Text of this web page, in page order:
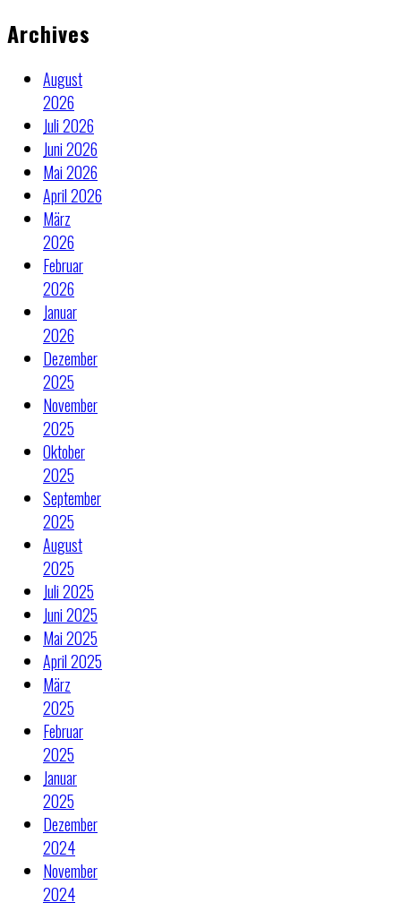
Archives
August
2026
Juli 2026
Juni 2026
Mai 2026
April 2026
März
2026
Februar
2026
Januar
2026
Dezember
2025
November
2025
Oktober
2025
September
2025
August
2025
Juli 2025
Juni 2025
Mai 2025
April 2025
März
2025
Februar
2025
Januar
2025
Dezember
2024
November
2024